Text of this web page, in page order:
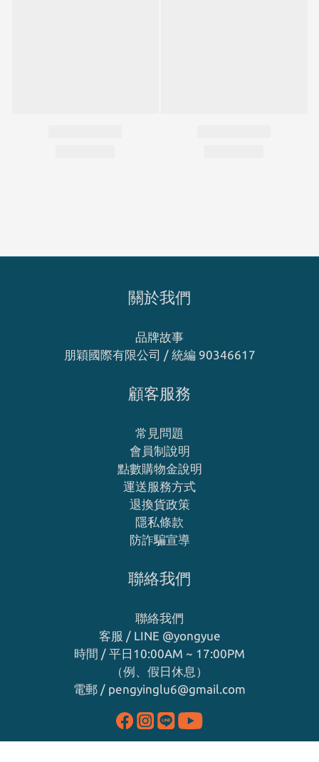
關於我們
品牌故事
朋穎國際有限公司 / 統編 90346617
顧客服務
常見問題
會員制說明
點數購物金說明
運送服務方式
退換貨政策
隱私條款
防詐騙宣導
聯絡我們
聯絡我們
客服 / LINE @yongyue
時間 / 平日10:00AM ~ 17:00PM
（例、假日休息）
電郵 / pengyinglu6@gmail.com